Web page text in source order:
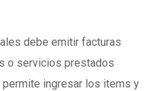
debe emitir facturas
o servicios prestados
ingresar los items y